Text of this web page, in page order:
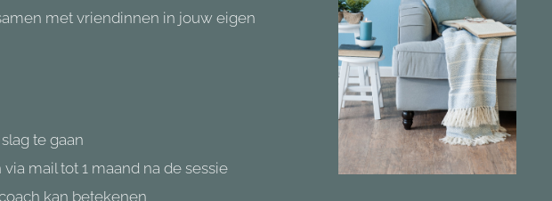
met vriendinnen in jouw eigen
te gaan
mail tot 1 maand na de sessie
kan betekenen